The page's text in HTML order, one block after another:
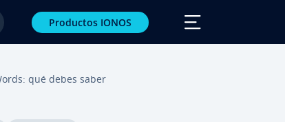
Productos IONOS
qué debes saber